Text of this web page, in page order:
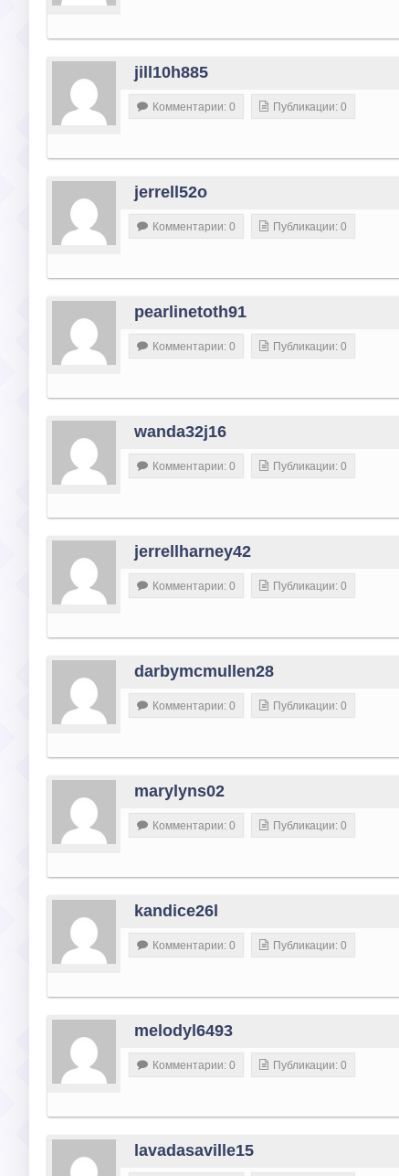
jill10h885
Комментарии: 0 Публикации: 0
jerrell52o
Комментарии: 0 Публикации: 0
pearlinetoth91
Комментарии: 0 Публикации: 0
wanda32j16
Комментарии: 0 Публикации: 0
jerrellharney42
Комментарии: 0 Публикации: 0
darbymcmullen28
Комментарии: 0 Публикации: 0
marylyns02
Комментарии: 0 Публикации: 0
kandice26l
Комментарии: 0 Публикации: 0
melodyl6493
Комментарии: 0 Публикации: 0
lavadasaville15